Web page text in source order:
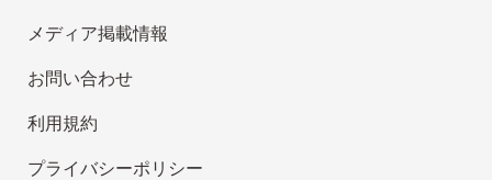
メディア掲載情報
お問い合わせ
利用規約
プライバシーポリシー